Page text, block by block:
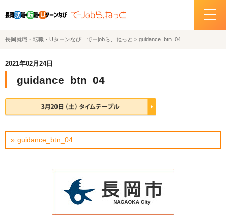
ホーム
企業・求人情報
長岡就職・転職・Uターンなび｜でーjobら、ねっと > guidance_btn_04
2021年02月24日
guidance_btn_04
guidance_btn_04